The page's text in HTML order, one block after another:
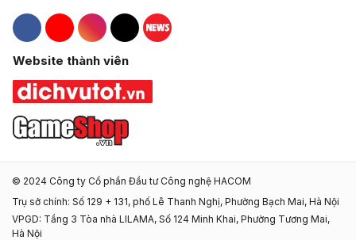
Hacom Facebook
Hacom YouTube
Hacom Instagram
Hacom TikTok
Website thành viên
© 2024 Công ty Cổ phần Đầu tư Công nghệ HACOM
Trụ sở chính: Số 129 + 131, phố Lê Thanh Nghị, Phường Bạch Mai, Hà Nội
VPGD: Tầng 3 Tòa nhà LILAMA, Số 124 Minh Khai, Phường Tương Mai,
Hà Nội